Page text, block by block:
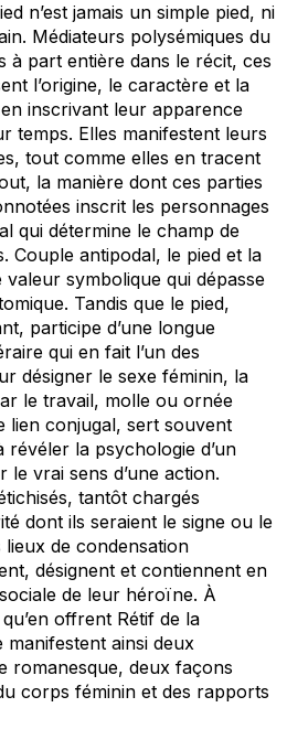
n’est jamais un simple pied, ni
Médiateurs polysémiques du
à part entière dans le récit, ces
l’origine, le caractère et la
inscrivant leur apparence
temps. Elles manifestent leurs
tout comme elles en tracent
la manière dont ces parties
inscrit les personnages
qui détermine le champ de
Couple antipodal, le pied et la
valeur symbolique qui dépasse
Tandis que le pied,
participe d’une longue
qui en fait l’un des
désigner le sexe féminin, la
le travail, molle ou ornée
lien conjugal, sert souvent
la psychologie d’un
le vrai sens d’une action.
tantôt chargés
dont ils seraient le signe ou le
de condensation
désignent et contiennent en
de leur héroïne. À
offrent Rétif de la
ainsi deux
romanesque, deux façons
corps féminin et des rapports